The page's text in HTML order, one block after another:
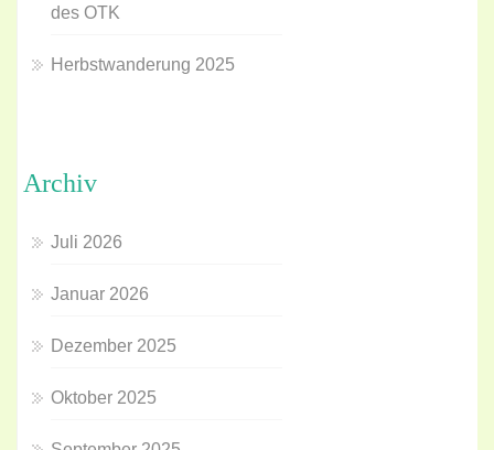
des OTK
Herbstwanderung 2025
Archiv
Juli 2026
Januar 2026
Dezember 2025
Oktober 2025